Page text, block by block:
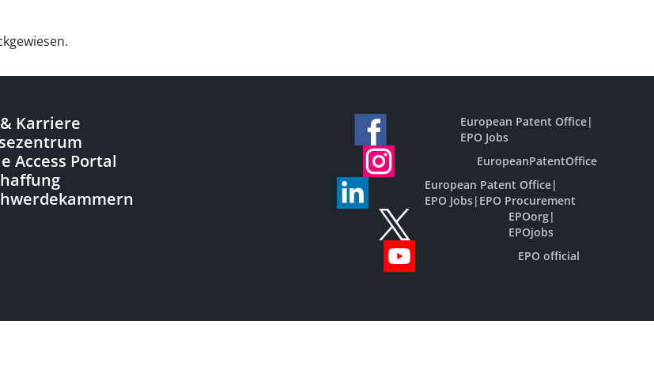
& Karriere
Access Portal
European Patent Office|
EPO Jobs
EuropeanPatentOffice
European Patent Office|
EPO Jobs| EPO Procurement
EPOorg|
EPOjobs
EPO official